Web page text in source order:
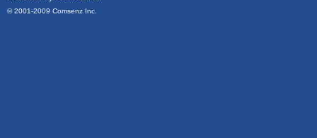
© 2001-2009 Comsenz Inc.